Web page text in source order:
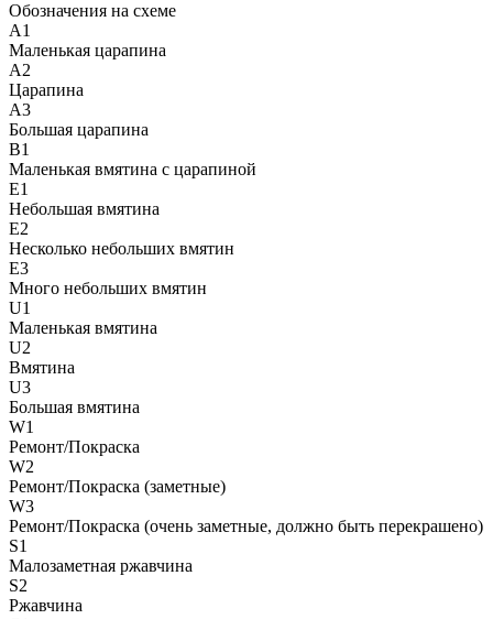
Обозначения на схеме
A1
Маленькая царапина
A2
Царапина
A3
Большая царапина
B1
Маленькая вмятина с царапиной
E1
Небольшая вмятина
E2
Несколько небольших вмятин
E3
Много небольших вмятин
U1
Маленькая вмятина
U2
Вмятина
U3
Большая вмятина
W1
Ремонт/Покраска
W2
Ремонт/Покраска (заметные)
W3
Ремонт/Покраска (очень заметные, должно быть перекрашено)
S1
Малозаметная ржавчина
S2
Ржавчина